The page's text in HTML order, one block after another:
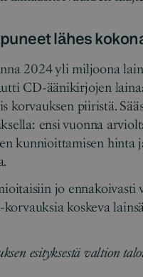
lähes
2024 yli miljoona
CD-äänikirjojen
korvauksen piiristä.
ensi vuonna
kunnioittamisen hinta
jo ennakoivasti
koskeva
esityksestä valtion